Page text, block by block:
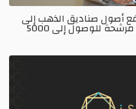
أصول صناديق الذهب إلى
530 مليار دولار.. وأسعار الذهب مرشحة للوصول إلى 5000